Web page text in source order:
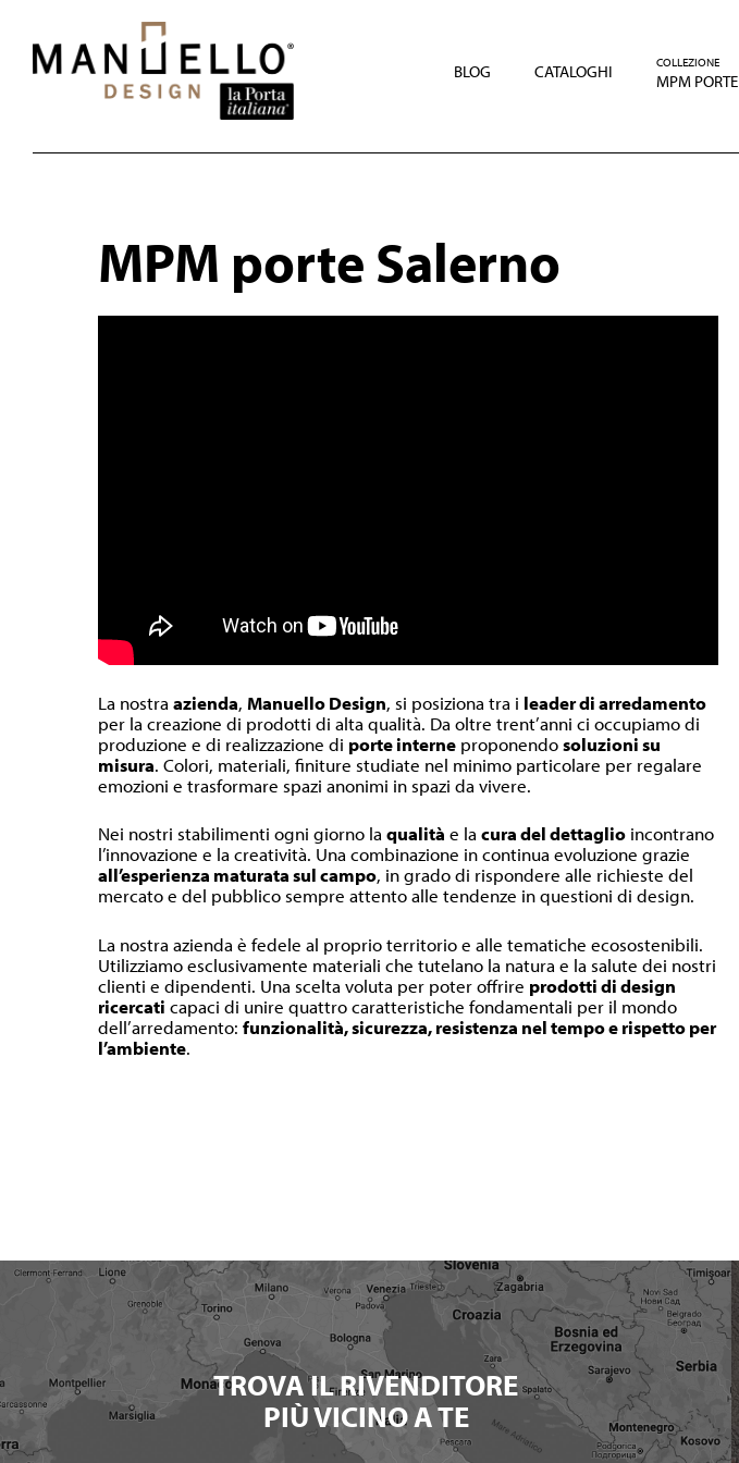
main
content
BLOG CATALOGHI COLLEZIONE
MPM PORTE
MPM porte Salerno
La nostraazienda, Manuello Design, si posiziona tra i leader di arredamento
per la creazione di prodotti di alta qualità. Da oltre trent’anni ci occupiamo di
produzione e di realizzazione di porte interne proponendosoluzioni su
misura. Colori, materiali, finiture studiate nel minimo particolare per regalare
emozioni e trasformare spazi anonimi in spazi da vivere.
Nei nostri stabilimenti ogni giorno laqualità e lacura del dettaglio incontrano
l’innovazione e la creatività. Una combinazione in continua evoluzione grazie
all’esperienza maturata sul campo, in grado di rispondere alle richieste del
mercato e del pubblico sempre attento alle tendenze in questioni di design.
La nostra azienda è fedele al proprio territorio e alle tematiche ecosostenibili.
Utilizziamo esclusivamente materiali che tutelano la natura e la salute dei nostri
clienti e dipendenti. Una scelta voluta per poter offrire prodotti di design
ricercati capaci di unire quattro caratteristiche fondamentali per il mondo
dell’arredamento:funzionalità, sicurezza, resistenza nel tempo e rispetto per
l’ambiente.
TROVA IL RIVENDITORE
PIÙ VICINO A TE